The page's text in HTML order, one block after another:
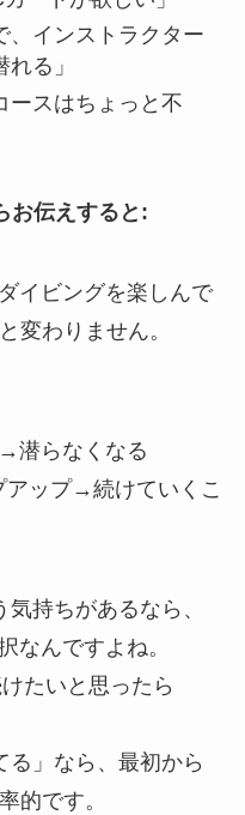
、インストラクター
る」
ースはちょっと不
お伝えすると:
イビングを楽しんで
変わりません。
潜らなくなる
アップ→続けていくこ
気持ちがあるなら、
なんですよね。
たいと思ったら
る」なら、最初から
的です。